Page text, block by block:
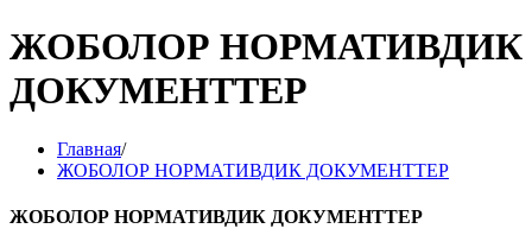
ЖОБОЛОР НОРМАТИВДИК
ДОКУМЕНТТЕР
Главная/
ЖОБОЛОР НОРМАТИВДИК ДОКУМЕНТТЕР
ЖОБОЛОР НОРМАТИВДИК ДОКУМЕНТТЕР